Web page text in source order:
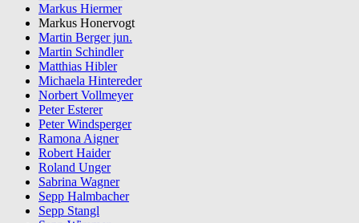
Markus Hiermer
Markus Honervogt
Martin Berger jun.
Martin Schindler
Matthias Hibler
Michaela Hintereder
Norbert Vollmeyer
Peter Esterer
Peter Windsperger
Ramona Aigner
Robert Haider
Roland Unger
Sabrina Wagner
Sepp Halmbacher
Sepp Stangl